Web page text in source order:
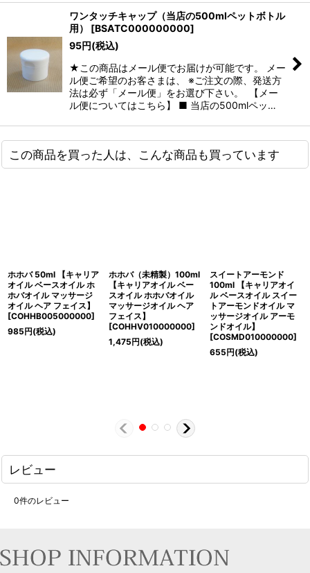
ワンタッチキャップ（当店の500mlペットボトル
用）
[BSATC000000000]
95円(税込)
★この商品はメール便でお届けが可能です。 メー
ル便ご希望のお客さまは、 ※ご注文の際、発送方
法は必ず「メール便」をお選び下さい。 【メー
ル便についてはこちら】 ■ 当店の500mlペッ…
この商品を買った人は、こんな商品も買っています
ホホバ 50ml 【キャリア
オイル ベースオイル ホ
ホバオイル マッサージ
オイル ヘア フェイス】
[COHHB005000000]
985円(税込)
ホホバ（未精製）100ml
【キャリアオイル ベー
スオイル ホホバオイル
マッサージオイル ヘア
フェイス】
[COHHV010000000]
1,475円(税込)
スイートアーモンド
100ml 【キャリアオイ
ル ベースオイル スイー
トアーモンドオイル マ
ッサージオイル アーモ
ンドオイル】
[COSMD010000000]
655円(税込)
レビュー
0件のレビュー